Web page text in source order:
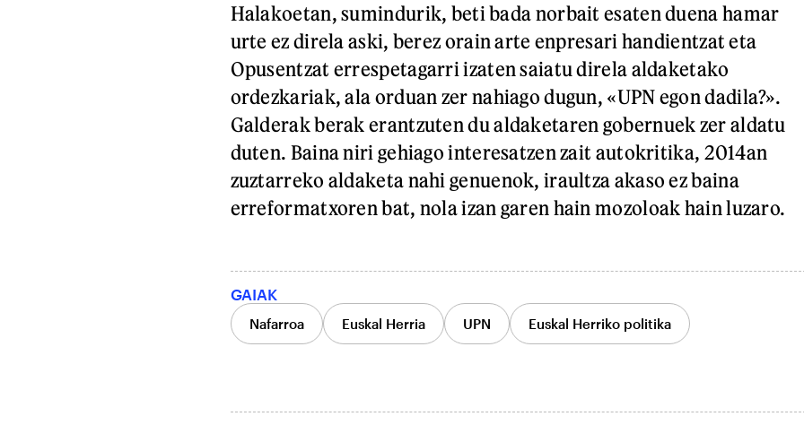
Halakoetan, sumindurik, beti bada norbait esaten duena hamar
urte ez direla aski, berez orain arte enpresari handientzat eta
Opusentzat errespetagarri izaten saiatu direla aldaketako
ordezkariak, ala orduan zer nahiago dugun, «UPN egon dadila?».
Galderak berak erantzuten du aldaketaren gobernuek zer aldatu
duten. Baina niri gehiago interesatzen zait autokritika, 2014an
zuztarreko aldaketa nahi genuenok, iraultza akaso ez baina
erreformatxoren bat, nola izan garen hain mozoloak hain luzaro.
GAIAK
Nafarroa Euskal Herria UPN Euskal Herriko politika